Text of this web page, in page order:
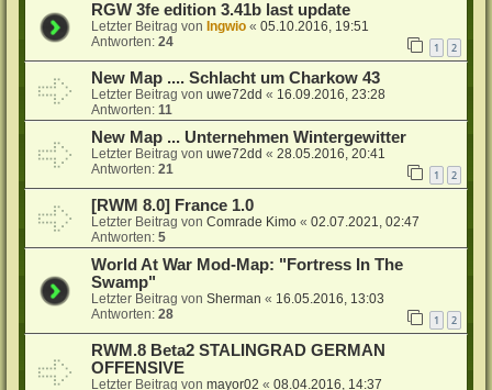
RGW 3fe edition 3.41b last update
Letzter Beitrag von Ingwio «05.10.2016, 19:51
Antworten:24 1 2
New Map .... Schlacht um Charkow 43
Letzter Beitrag vonuwe72dd « 16.09.2016, 23:28
Antworten:11
New Map ... Unternehmen Wintergewitter
Letzter Beitrag vonuwe72dd «28.05.2016, 20:41
Antworten:21 1 2
[RWM 8.0] France 1.0
Letzter Beitrag vonComrade Kimo «02.07.2021, 02:47
Antworten:5
World At War Mod-Map: "Fortress In The
Swamp"
Letzter Beitrag vonSherman « 16.05.2016, 13:03
Antworten:28 1 2
RWM.8 Beta2 STALINGRAD GERMAN
OFFENSIVE
Letzter Beitrag vonmayor02 «08.04.2016, 14:37